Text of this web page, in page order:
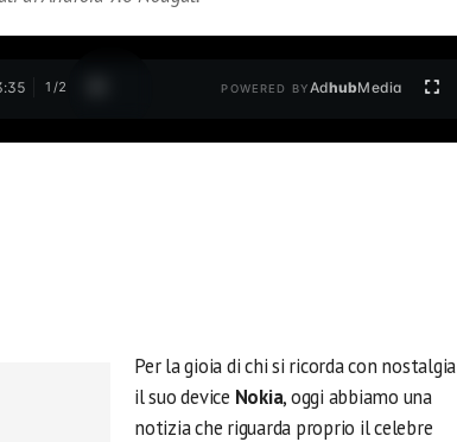
1 /2 POWERED BYAdhubMedia
Per la gioia di chi si ricorda con nostalgia
il suo device Nokia, oggi abbiamo una
notizia che riguarda proprio il celebre